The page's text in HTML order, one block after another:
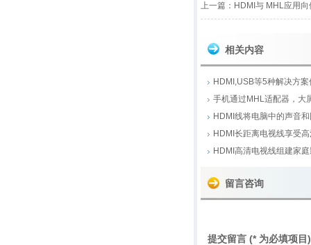
上一篇： HDMI与 MHL应用
相关内容
HDMI,USB等5种解决方
手机通过MHL适配器，大
HDMI线将电脑中的声音
HDMI长距离电视线享受
HDMI高清电视线组建家
留言咨询
提交留言 (* 为必填项目)